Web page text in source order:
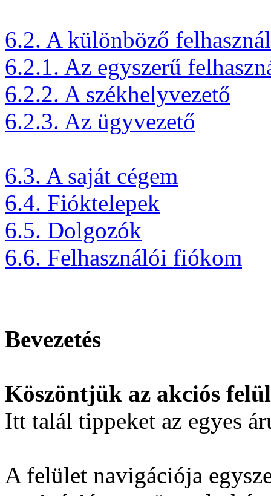
6.2. A különböző
6.2.1. Az egyszerű
6.2.2. A székhelyvezető
6.2.3. Az ügyvezető
6.3. A saját cégem
6.4. Fióktelepek
6.5. Dolgozók
6.6. Felhasználói fiókom
Bevezetés
Köszöntjük az akciós
Itt talál tippeket az egyes
A felület navigációja